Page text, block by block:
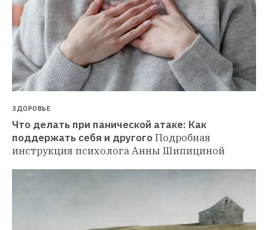
ЗДОРОВЬЕ
Что делать при панической атаке: Как
поддержать себя и другогоПодробная
инструкция психолога Анны Шипициной